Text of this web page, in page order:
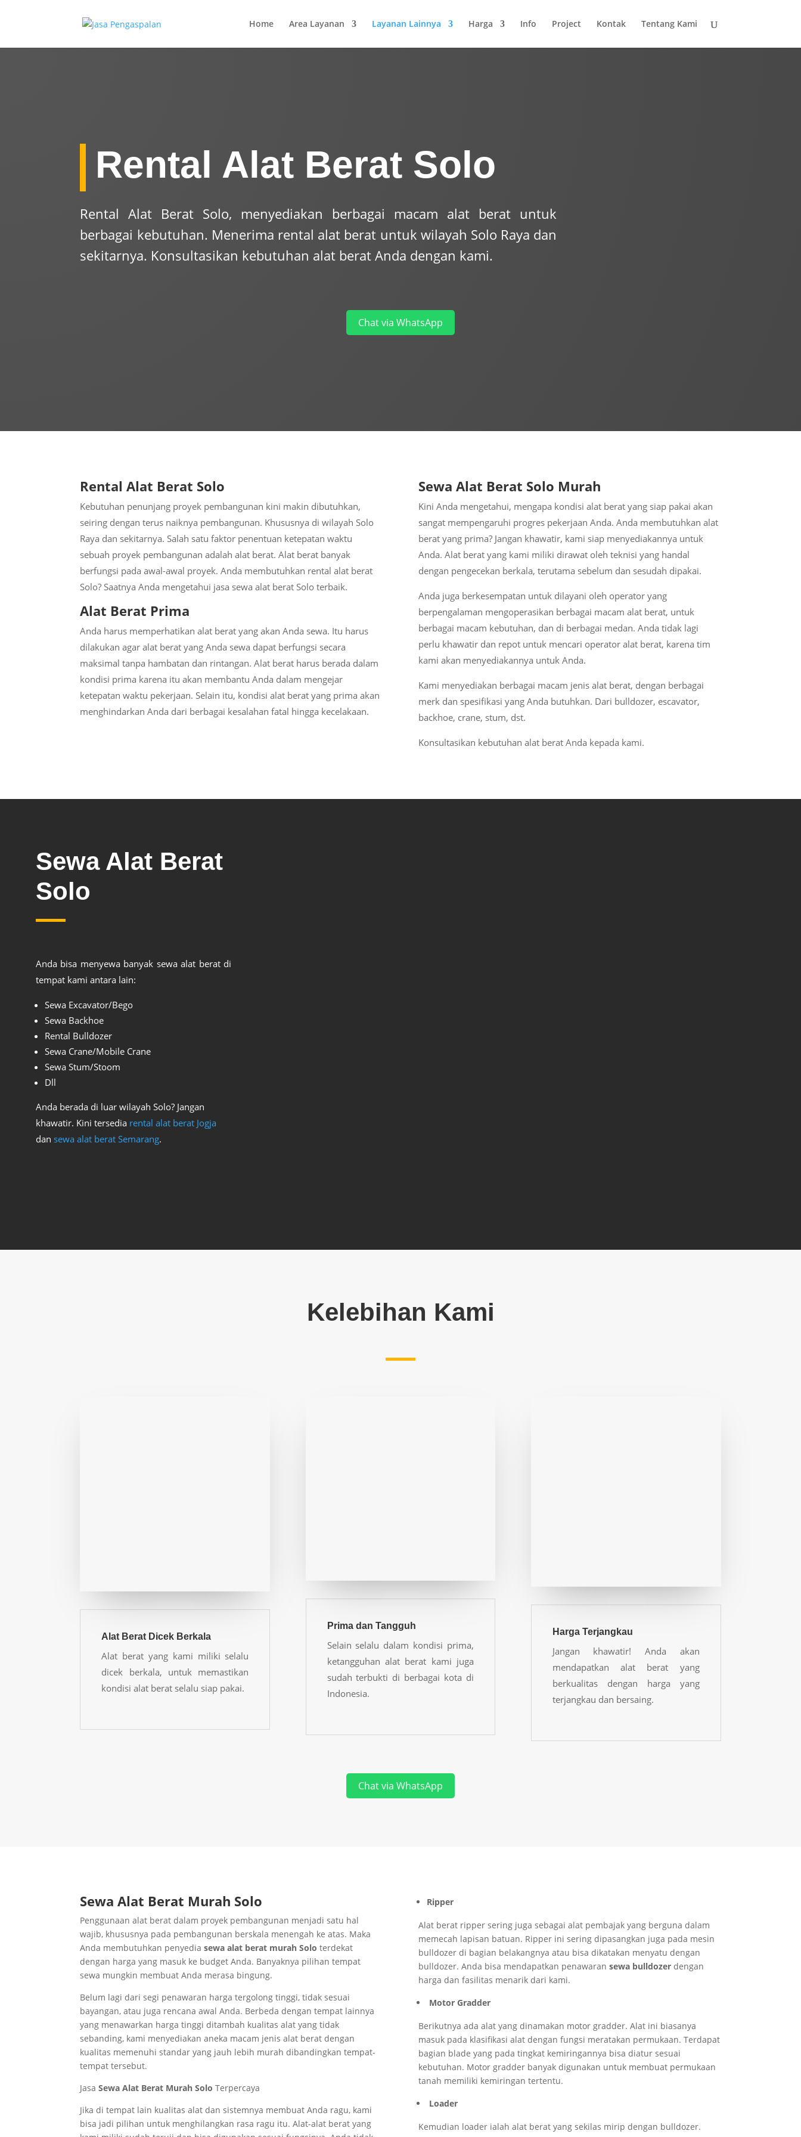
Home Area Layanan Layanan Lainnya Harga Info Project Kontak Tentang Kami
Rental Alat Berat Solo
Rental Alat Berat Solo, menyediakan berbagai macam alat berat untuk
berbagai kebutuhan. Menerima rental alat berat untuk wilayah Solo Raya dan
sekitarnya. Konsultasikan kebutuhan alat berat Anda dengan kami.
Chat via WhatsApp
Rental Alat Berat Solo
Kebutuhan penunjang proyek pembangunan kini makin dibutuhkan,
seiring dengan terus naiknya pembangunan. Khususnya di wilayah Solo
Raya dan sekitarnya. Salah satu faktor penentuan ketepatan waktu
sebuah proyek pembangunan adalah alat berat. Alat berat banyak
berfungsi pada awal-awal proyek. Anda membutuhkan rental alat berat
Solo? Saatnya Anda mengetahui jasa sewa alat berat Solo terbaik.
Alat Berat Prima
Anda harus memperhatikan alat berat yang akan Anda sewa. Itu harus
dilakukan agar alat berat yang Anda sewa dapat berfungsi secara
maksimal tanpa hambatan dan rintangan. Alat berat harus berada dalam
kondisi prima karena itu akan membantu Anda dalam mengejar
ketepatan waktu pekerjaan. Selain itu, kondisi alat berat yang prima akan
menghindarkan Anda dari berbagai kesalahan fatal hingga kecelakaan.
Sewa Alat Berat Solo Murah
Kini Anda mengetahui, mengapa kondisi alat berat yang siap pakai akan
sangat mempengaruhi progres pekerjaan Anda. Anda membutuhkan alat
berat yang prima? Jangan khawatir, kami siap menyediakannya untuk
Anda. Alat berat yang kami miliki dirawat oleh teknisi yang handal
dengan pengecekan berkala, terutama sebelum dan sesudah dipakai.
Anda juga berkesempatan untuk dilayani oleh operator yang
berpengalaman mengoperasikan berbagai macam alat berat, untuk
berbagai macam kebutuhan, dan di berbagai medan. Anda tidak lagi
perlu khawatir dan repot untuk mencari operator alat berat, karena tim
kami akan menyediakannya untuk Anda.
Kami menyediakan berbagai macam jenis alat berat, dengan berbagai
merk dan spesifikasi yang Anda butuhkan. Dari bulldozer, escavator,
backhoe, crane, stum, dst.
Konsultasikan kebutuhan alat berat Anda kepada kami.
Sewa Alat Berat
Solo
Anda bisa menyewa banyak sewa alat berat di
tempat kami antara lain:
Sewa Excavator/Bego
Sewa Backhoe
Rental Bulldozer
Sewa Crane/Mobile Crane
Sewa Stum/Stoom
Dll
Anda berada di luar wilayah Solo? Jangan
khawatir. Kini tersedia rental alat berat Jogja
dan sewa alat berat Semarang.
Kelebihan Kami
Alat Berat Dicek Berkala
Alat berat yang kami miliki selalu
dicek berkala, untuk memastikan
kondisi alat berat selalu siap pakai.
Prima dan Tangguh
Selain selalu dalam kondisi prima,
ketangguhan alat berat kami juga
sudah terbukti di berbagai kota di
Indonesia.
Harga Terjangkau
Jangan khawatir! Anda akan
mendapatkan alat berat yang
berkualitas dengan harga yang
terjangkau dan bersaing.
Chat via WhatsApp
Sewa Alat Berat Murah Solo
Penggunaan alat berat dalam proyek pembangunan menjadi satu hal
wajib, khususnya pada pembangunan berskala menengah ke atas. Maka
Anda membutuhkan penyediasewa alat berat murah Soloterdekat
dengan harga yang masuk ke budget Anda. Banyaknya pilihan tempat
sewa mungkin membuat Anda merasa bingung.
Belum lagi dari segi penawaran harga tergolong tinggi, tidak sesuai
bayangan, atau juga rencana awal Anda. Berbeda dengan tempat lainnya
yang menawarkan harga tinggi ditambah kualitas alat yang tidak
sebanding, kami menyediakan aneka macam jenis alat berat dengan
kualitas memenuhi standar yang jauh lebih murah dibandingkan tempat-
tempat tersebut.
JasaSewa Alat Berat Murah SoloTerpercaya
Jika di tempat lain kualitas alat dan sistemnya membuat Anda ragu, kami
bisa jadi pilihan untuk menghilangkan rasa ragu itu. Alat-alat berat yang
Ripper
Alat berat ripper sering juga sebagai alat pembajak yang berguna dalam
memecah lapisan batuan. Ripper ini sering dipasangkan juga pada mesin
bulldozer di bagian belakangnya atau bisa dikatakan menyatu dengan
bulldozer. Anda bisa mendapatkan penawaran sewa bulldozer dengan
harga dan fasilitas menarik dari kami.
Motor Gradder
Berikutnya ada alat yang dinamakan motor gradder. Alat ini biasanya
masuk pada klasifikasi alat dengan fungsi meratakan permukaan. Terdapat
bagian blade yang pada tingkat kemiringannya bisa diatur sesuai
kebutuhan. Motor gradder banyak digunakan untuk membuat permukaan
tanah memiliki kemiringan tertentu.
Loader
Kemudian loader ialah alat berat yang sekilas mirip dengan bulldozer.